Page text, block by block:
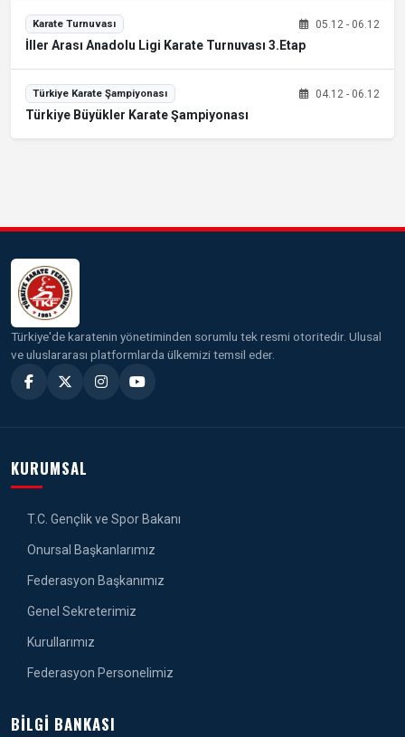
Karate Turnuvası 05.12 - 06.12
İller Arası Anadolu Ligi Karate Turnuvası 3.Etap
Türkiye Karate Şampiyonası 04.12 - 06.12
Türkiye Büyükler Karate Şampiyonası
Türkiye'de karatenin yönetiminden sorumlu tek resmi otoritedir. Ulusal
ve uluslararası platformlarda ülkemizi temsil eder.
KURUMSAL
T.C. Gençlik ve Spor Bakanı
Onursal Başkanlarımız
Federasyon Başkanımız
Genel Sekreterimiz
Kurullarımız
Federasyon Personelimiz
BILGI BANKASI